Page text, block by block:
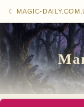
☾ MAGIC-